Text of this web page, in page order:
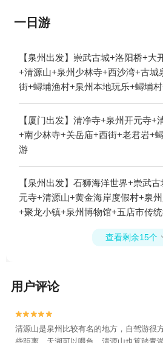
一日游
【泉州出发】崇武古城+洛阳桥+大
+清源山+泉州少林寺+西沙湾+古城
街+蟳埔渔村+泉州本地玩乐+蟳埔
埔村簪花体验1日游
【厦门出发】清净寺+泉州开元寺+
+南少林寺+关岳庙+西街+老君岩+
游
【泉州出发】石狮海洋世界+崇武
元寺+清源山+黄金海岸度假村+泉
+聚龙小镇+泉州博物馆+五店市传
州之眼摩天轮+永宁古镇+晋江梧林
景区+泉州本地玩乐1日游查看剩余15个
用户评论


清源山是泉州比较有名的地方，自驾游很